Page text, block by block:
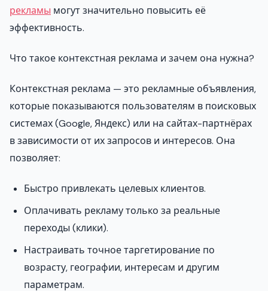
рекламы могут значительно повысить её
эффективность.
Что такое контекстная реклама и зачем она нужна?
Контекстная реклама — это рекламные объявления,
которые показываются пользователям в поисковых
системах (Google, Яндекс) или на сайтах-партнёрах
в зависимости от их запросов и интересов. Она
позволяет:
Быстро привлекать целевых клиентов.
Оплачивать рекламу только за реальные
переходы (клики).
Настраивать точное таргетирование по
возрасту, географии, интересам и другим
параметрам.